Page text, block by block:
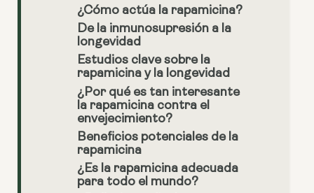
¿Cómo actúa la rapamicina?
De la inmunosupresión a la
longevidad
Estudios clave sobre la
rapamicina y la longevidad
¿Por qué es tan interesante
la rapamicina contra el
envejecimiento?
Beneficios potenciales de la
rapamicina
¿Es la rapamicina adecuada
para todo el mundo?